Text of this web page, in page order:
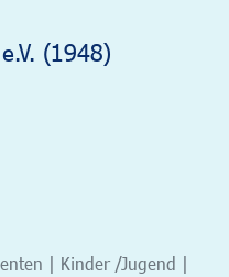
(1948)
| Kinder /Jugend |